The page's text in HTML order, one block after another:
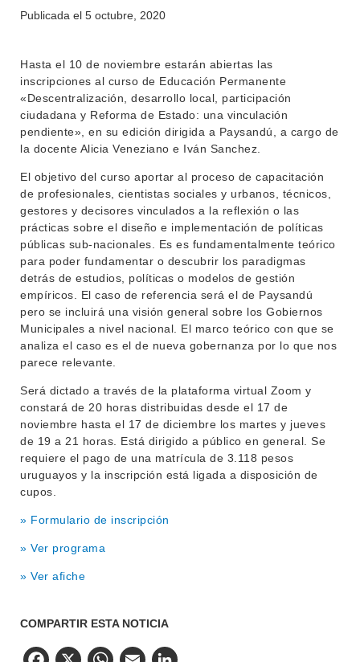
INVESTIGACIÓN
EXTENSIÓN
SERVICIOS
LLAMADOS
NOTICIAS
CONTACTO
POSGRADOS
EDUCACIÓN PERMANENTE
MOVILIDAD ACADÉMICA
BIBLIOTECA
Publicada el 5 octubre, 2020
Hasta el 10 de noviembre estarán abiertas las
inscripciones al curso de Educación Permanente
«Descentralización, desarrollo local, participación
ciudadana y Reforma de Estado: una vinculación
pendiente», en su edición dirigida a Paysandú, a cargo de
la docente Alicia Veneziano e Iván Sanchez.
El objetivo del curso aportar al proceso de capacitación
de profesionales, cientistas sociales y urbanos, técnicos,
gestores y decisores vinculados a la reflexión o las
prácticas sobre el diseño e implementación de políticas
públicas sub-nacionales. Es es fundamentalmente teórico
para poder fundamentar o descubrir los paradigmas
detrás de estudios, políticas o modelos de gestión
empíricos. El caso de referencia será el de Paysandú
pero se incluirá una visión general sobre los Gobiernos
Municipales a nivel nacional. El marco teórico con que se
analiza el caso es el de nueva gobernanza por lo que nos
parece relevante.
Será dictado a través de la plataforma virtual Zoom y
constará de 20 horas distribuidas desde el 17 de
noviembre hasta el 17 de diciembre los martes y jueves
de 19 a 21 horas. Está dirigido a público en general. Se
requiere el pago de una matrícula de 3.118 pesos
uruguayos y la inscripción está ligada a disposición de
cupos.
» Formulario de inscripción
» Ver programa
» Ver afiche
COMPARTIR ESTA NOTICIA